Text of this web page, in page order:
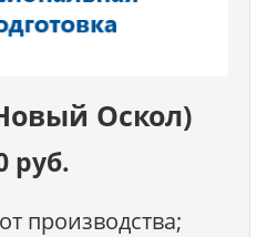
Оскол)
руб.
производства;